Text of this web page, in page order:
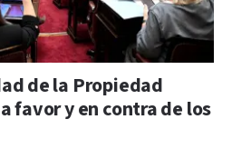
de la Propiedad
favor y en contra de los